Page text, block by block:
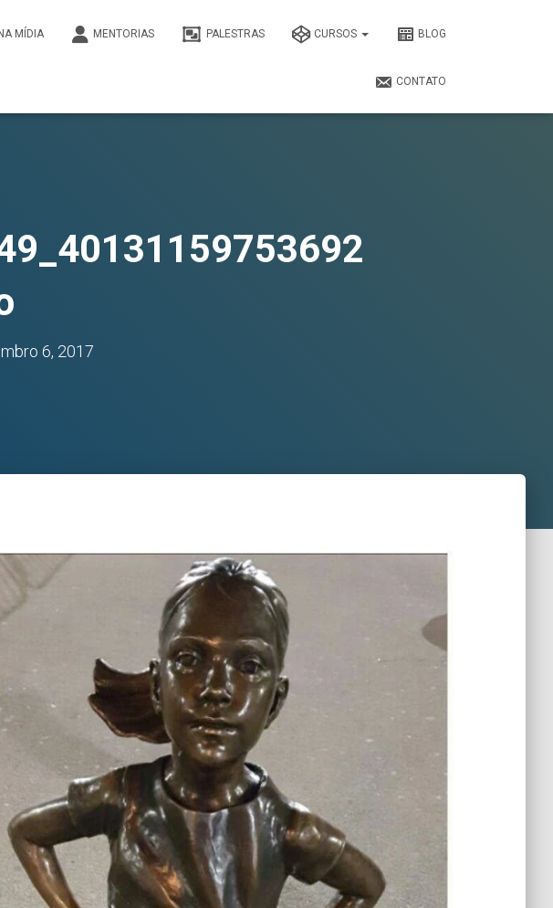
NA MÍDIA MENTORIAS PALESTRAS CURSOS BLOG
CONTATO
6, 2017